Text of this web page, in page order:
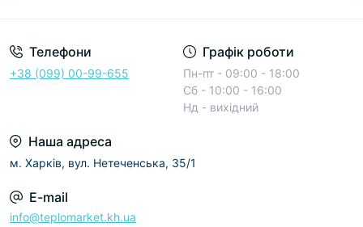
Телефони
+38 (099) 00-99-655
Графік роботи
Пн-пт - 09:00 - 18:00
Сб - 10:00 - 16:00
Нд - вихідний
Наша адреса
м. Харків, вул. Нетеченська, 35/1
E-mail
info@teplomarket.kh.ua